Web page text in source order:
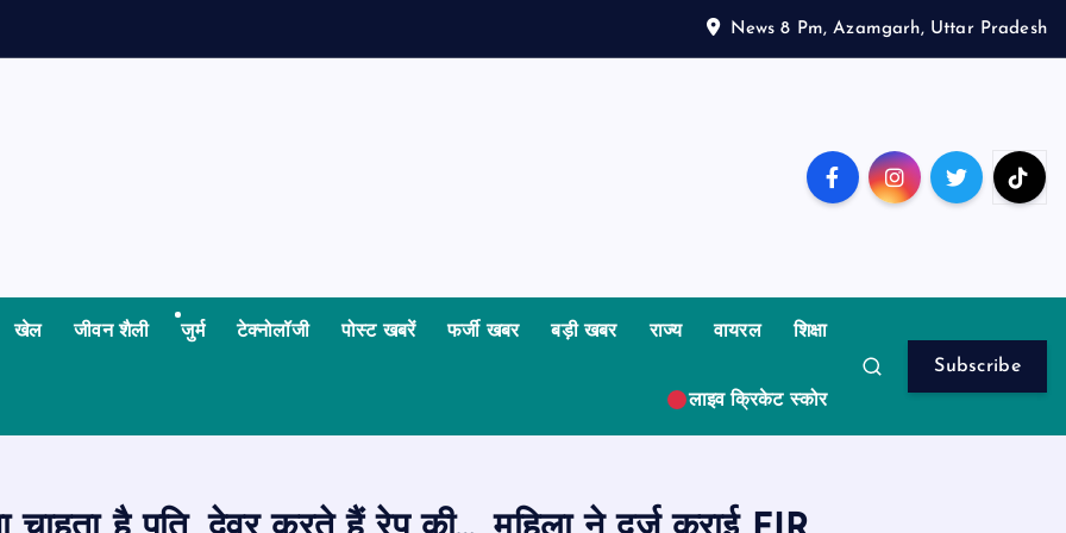
News 8 Pm, Azamgarh, Uttar Pradesh
खेल जीवन शैली जुर्म टेक्नोलॉजी पोस्ट खबरें फर्जी खबर बड़ी खबर राज्य वायरल शिक्षा
लाइव क्रिकेट स्कोर
Subscribe